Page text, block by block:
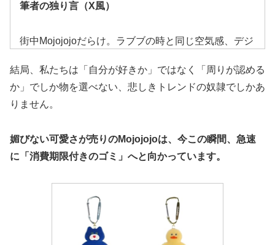
筆者の独り言（X風）
街中Mojojojoだらけ。ラブブの時と同じ空気感、デジ
いていかれないための制服」に成り下がってる地獄。
結局、ワイドパンツ履いてる自分もその一部だって気
づいた瞬間、鏡見るのが嫌になった。日本人の同調圧
結局、私たちは「自分が好きか」ではなく「周りが認める
か」でしか物を選べない、悲しきトレンドの奴隷でしかあ
りません。
媚びない可愛さが売りのMojojojoは、今この瞬間、急速
に「消費期限付きのゴミ」へと向かっています。